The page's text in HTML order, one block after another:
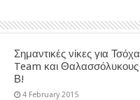
Σημαντικές νίκες για Τσόχα
Team και Θαλασσόλυκους
Β!
4 February 2015